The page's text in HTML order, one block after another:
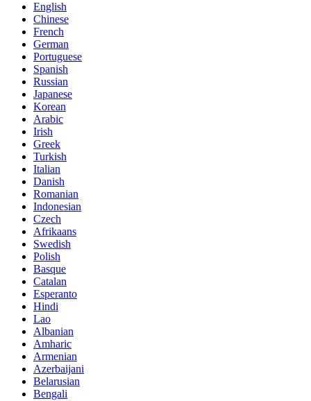
English
Chinese
French
German
Portuguese
Spanish
Russian
Japanese
Korean
Arabic
Irish
Greek
Turkish
Italian
Danish
Romanian
Indonesian
Czech
Afrikaans
Swedish
Polish
Basque
Catalan
Esperanto
Hindi
Lao
Albanian
Amharic
Armenian
Azerbaijani
Belarusian
Bengali